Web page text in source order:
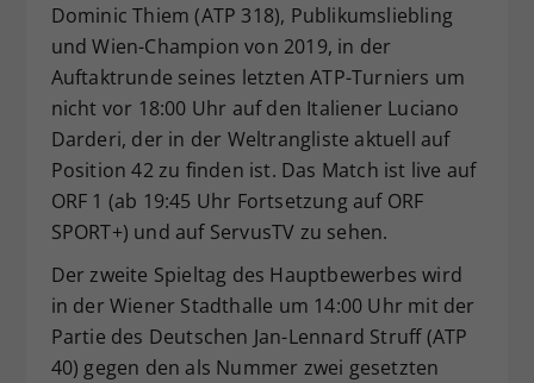
Dominic Thiem (ATP 318), Publikumsliebling
und Wien-Champion von 2019, in der
Auftaktrunde seines letzten ATP-Turniers um
nicht vor 18:00 Uhr auf den Italiener Luciano
Darderi, der in der Weltrangliste aktuell auf
Position 42 zu finden ist. Das Match ist live auf
ORF 1 (ab 19:45 Uhr Fortsetzung auf ORF
SPORT+) und auf ServusTV zu sehen.
Der zweite Spieltag des Hauptbewerbes wird
in der Wiener Stadthalle um 14:00 Uhr mit der
Partie des Deutschen Jan-Lennard Struff (ATP
40) gegen den als Nummer zwei gesetzten
Zweck
Dieser Wert speichert Ihre Consent-
Einstellungen. Unter anderem eine
zufällig generierte ID, für die
historische Speicherung Ihrer
vorgenommen Einstellungen, falls der
Webseiten-Betreiber dies eingestellt